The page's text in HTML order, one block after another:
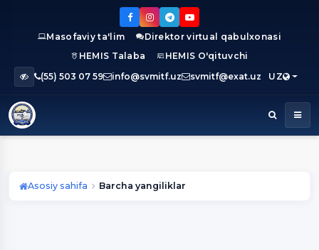
Masofaviy ta'lim
Direktor virtual qabulxonasi
HEMIS Talaba
HEMIS O'qituvchi
(55) 503 07 59
info@svmitf.uz svmitf@exat.uz UZ
Asosiy sahifa Barcha yangiliklar